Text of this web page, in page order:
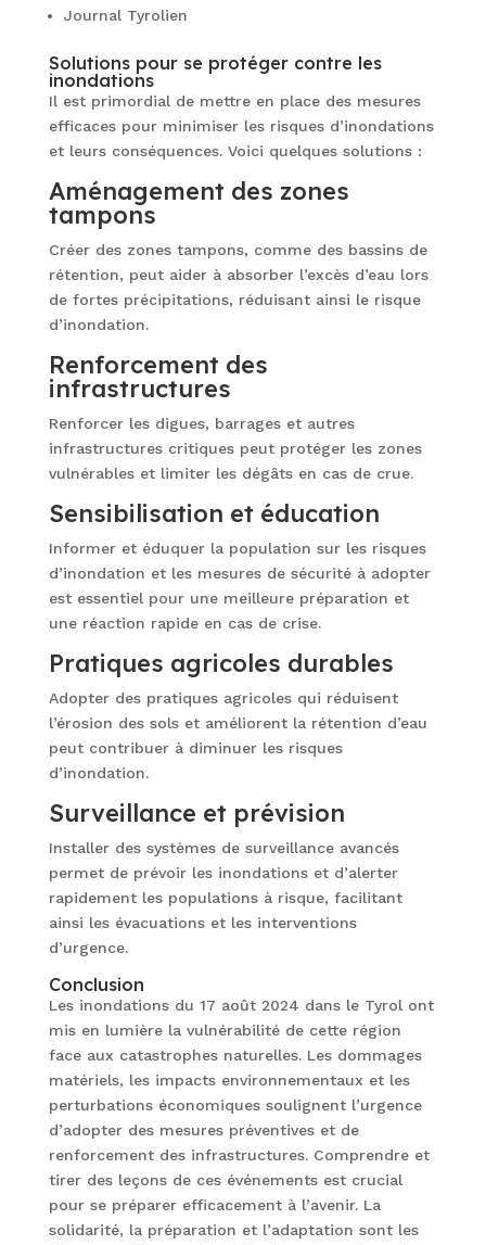
Journal Tyrolien
Solutions pour se protéger contre les
inondations
Il est primordial de mettre en place des mesures
efficaces pour minimiser les risques d’inondations
et leurs conséquences. Voici quelques solutions :
Aménagement des zones
tampons
Créer des zones tampons, comme des bassins de
rétention, peut aider à absorber l’excès d’eau lors
de fortes précipitations, réduisant ainsi le risque
d’inondation.
Renforcement des
infrastructures
Renforcer les digues, barrages et autres
infrastructures critiques peut protéger les zones
vulnérables et limiter les dégâts en cas de crue.
Sensibilisation et éducation
Informer et éduquer la population sur les risques
d’inondation et les mesures de sécurité à adopter
est essentiel pour une meilleure préparation et
une réaction rapide en cas de crise.
Pratiques agricoles durables
Adopter des pratiques agricoles qui réduisent
l’érosion des sols et améliorent la rétention d’eau
peut contribuer à diminuer les risques
d’inondation.
Surveillance et prévision
Installer des systèmes de surveillance avancés
permet de prévoir les inondations et d’alerter
rapidement les populations à risque, facilitant
ainsi les évacuations et les interventions
d’urgence.
Conclusion
Les inondations du 17 août 2024 dans le Tyrol ont
mis en lumière la vulnérabilité de cette région
face aux catastrophes naturelles. Les dommages
matériels, les impacts environnementaux et les
perturbations économiques soulignent l’urgence
d’adopter des mesures préventives et de
renforcement des infrastructures. Comprendre et
tirer des leçons de ces événements est crucial
pour se préparer efficacement à l’avenir. La
solidarité, la préparation et l’adaptation sont les